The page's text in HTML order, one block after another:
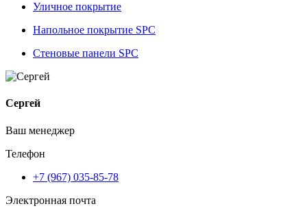
Уличное покрытие
Напольное покрытие SPC
Стеновые панели SPC
Сергей
Ваш менеджер
Телефон
+7 (967) 035-85-78
Электронная почта